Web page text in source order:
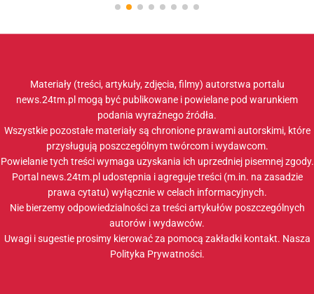
Materiały (treści, artykuły, zdjęcia, filmy) autorstwa portalu
news.24tm.pl mogą być publikowane i powielane pod warunkiem
podania wyraźnego źródła.
Wszystkie pozostałe materiały są chronione prawami autorskimi, które
przysługują poszczególnym twórcom i wydawcom.
Powielanie tych treści wymaga uzyskania ich uprzedniej pisemnej zgody.
Portal news.24tm.pl udostępnia i agreguje treści (m.in. na zasadzie
prawa cytatu) wyłącznie w celach informacyjnych.
Nie bierzemy odpowiedzialności za treści artykułów poszczególnych
autorów i wydawców.
Uwagi i sugestie prosimy kierować za pomocą zakładki kontakt. Nasza
Polityka Prywatności.